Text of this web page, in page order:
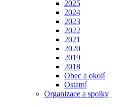
2025
2024
2023
2022
2021
2020
2019
2018
Obec a okolí
Ostatní
Organizace a spolky